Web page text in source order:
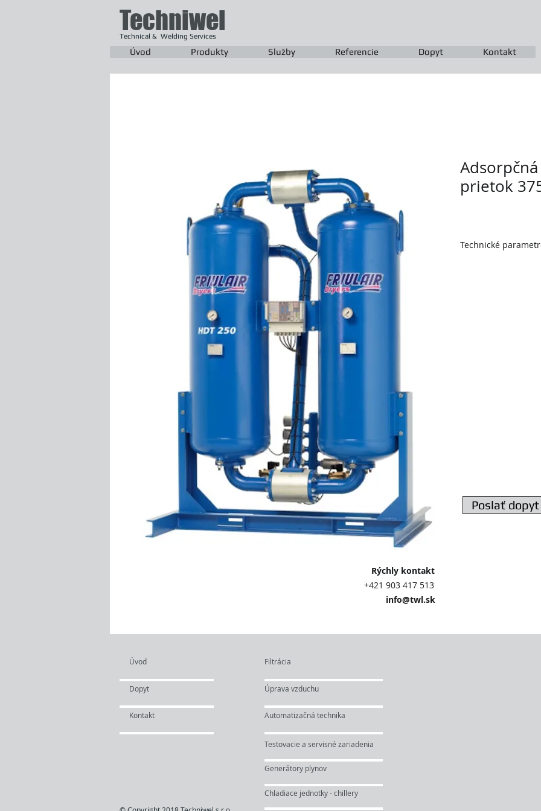
Techniwel
Technical & Welding Services
Úvod Produkty Služby Referencie Dopyt Kontakt
Rýchly kontakt
+421 903 417 513
info@twl.sk
prietok
Technické
Poslať dopyt
Kontakt Automatizačná technika
Úprava vzduchu
Dopyt
Filtrácia
Testovacie a servisné zariadenia
Úvod
Generátory plynov
Chladiace jednotky - chillery